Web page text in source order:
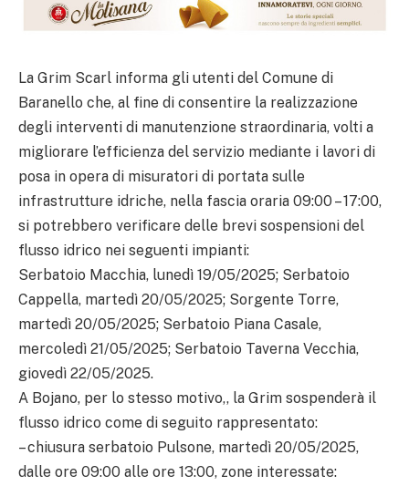
La Grim Scarl informa gli utenti del Comune di
Baranello che, al fine di consentire la realizzazione
degli interventi di manutenzione straordinaria, volti a
migliorare l’efficienza del servizio mediante i lavori di
posa in opera di misuratori di portata sulle
infrastrutture idriche, nella fascia oraria 09:00 – 17:00,
si potrebbero verificare delle brevi sospensioni del
flusso idrico nei seguenti impianti:
Serbatoio Macchia, lunedì 19/05/2025; Serbatoio
Cappella, martedì 20/05/2025; Sorgente Torre,
martedì 20/05/2025; Serbatoio Piana Casale,
mercoledì 21/05/2025; Serbatoio Taverna Vecchia,
giovedì 22/05/2025.
A Bojano, per lo stesso motivo,, la Grim sospenderà il
flusso idrico come di seguito rappresentato:
– chiusura serbatoio Pulsone, martedì 20/05/2025,
dalle ore 09:00 alle ore 13:00, zone interessate: